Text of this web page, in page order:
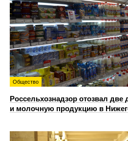
Общество
Россельхознадзор отозвал
и молочную продукцию в